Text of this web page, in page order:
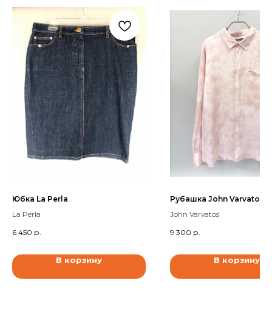
Юбка La Perla
La Perla
6 450 р.
В корзину
Рубашка John Varvatos
John Varvatos
9 300 р.
В корзину